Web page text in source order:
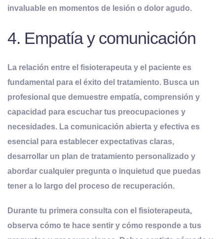
invaluable en momentos de lesión o dolor agudo.
4. Empatía y comunicación
La relación entre el fisioterapeuta y el paciente es
fundamental para el éxito del tratamiento. Busca un
profesional que demuestre empatía, comprensión y
capacidad para escuchar tus preocupaciones y
necesidades. La comunicación abierta y efectiva es
esencial para establecer expectativas claras,
desarrollar un plan de tratamiento personalizado y
abordar cualquier pregunta o inquietud que puedas
tener a lo largo del proceso de recuperación.
Durante tu primera consulta con el fisioterapeuta,
observa cómo te hace sentir y cómo responde a tus